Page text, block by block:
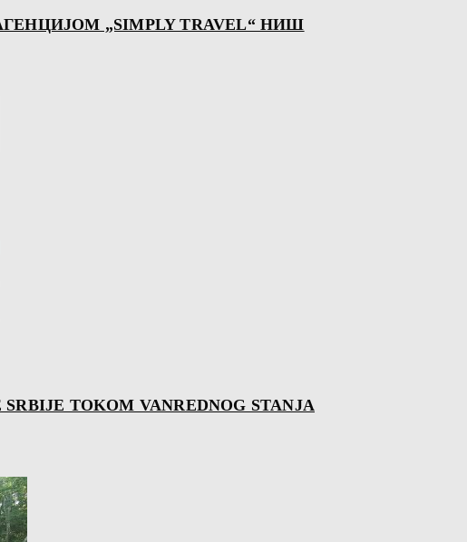
„SIMPLY TRAVEL“ НИШ
TOKOM VANREDNOG STANJA